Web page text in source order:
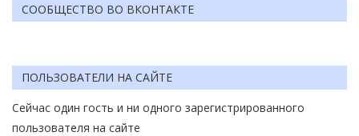
СООБЩЕСТВО ВО ВКОНТАКТЕ
ПОЛЬЗОВАТЕЛИ НА САЙТЕ
Сейчас один гость и ни одного зарегистрированного
пользователя на сайте